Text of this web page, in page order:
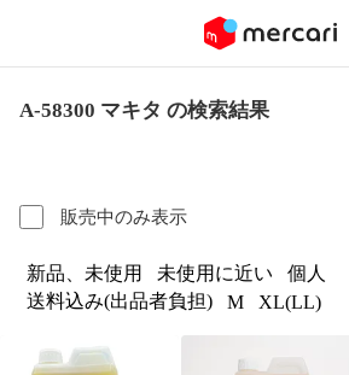
A-58300 マキタ の検索結果
販売中のみ表示
新品、未使用 未使用に近い
個人
送料込み(出品者負担)
M XL(LL)